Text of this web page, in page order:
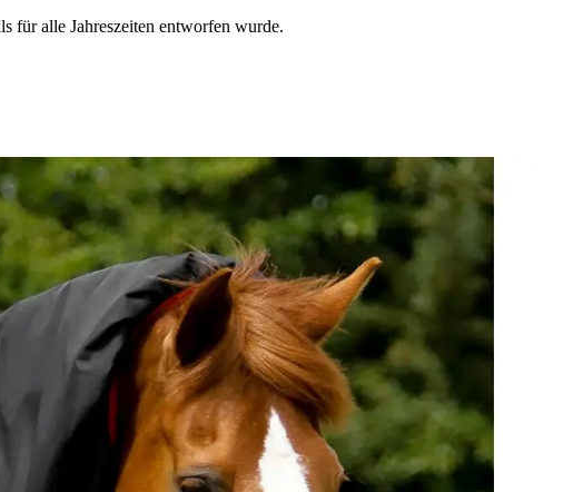
für alle Jahreszeiten entworfen wurde.